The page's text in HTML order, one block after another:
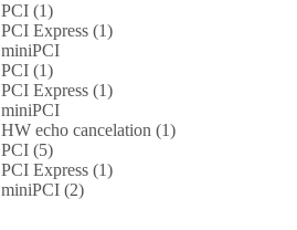
PCI (1)
PCI Express (1)
miniPCI
PCI (1)
PCI Express (1)
miniPCI
HW echo cancelation (1)
PCI (5)
PCI Express (1)
miniPCI (2)